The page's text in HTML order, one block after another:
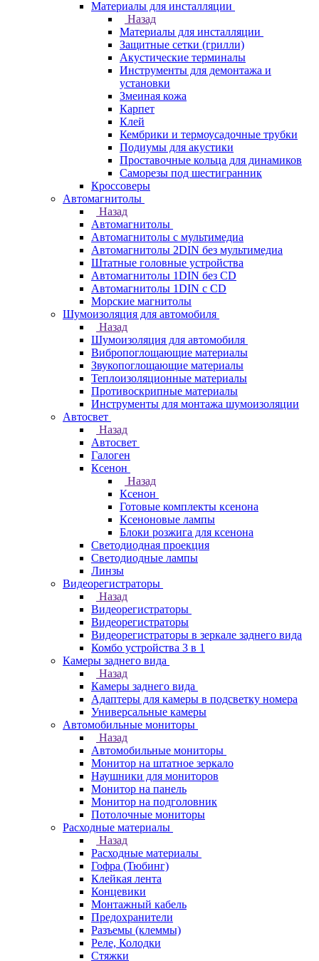
Материалы для инсталляции
Назад
Материалы для инсталляции
Защитные сетки (грилли)
Акустические терминалы
Инструменты для демонтажа и
установки
Змеиная кожа
Карпет
Клей
Кембрики и термоусадочные трубки
Подиумы для акустики
Проставочные кольца для динамиков
Саморезы под шестигранник
Кроссоверы
Автомагнитолы
Назад
Автомагнитолы
Автомагнитолы с мультимедиа
Автомагнитолы 2DIN без мультимедиа
Штатные головные устройства
Автомагнитолы 1DIN без CD
Автомагнитолы 1DIN с CD
Морские магнитолы
Шумоизоляция для автомобиля
Назад
Шумоизоляция для автомобиля
Вибропоглощающие материалы
Звукопоглощающие материалы
Теплоизоляционные материалы
Противоскрипные материалы
Инструменты для монтажа шумоизоляции
Автосвет
Назад
Автосвет
Галоген
Ксенон
Назад
Ксенон
Готовые комплекты ксенона
Ксеноновые лампы
Блоки розжига для ксенона
Светодиодная проекция
Светодиодные лампы
Линзы
Видеорегистраторы
Назад
Видеорегистраторы
Видеорегистраторы
Видеорегистраторы в зеркале заднего вида
Комбо устройства 3 в 1
Камеры заднего вида
Назад
Камеры заднего вида
Адаптеры для камеры в подсветку номера
Универсальные камеры
Автомобильные мониторы
Назад
Автомобильные мониторы
Монитор на штатное зеркало
Наушники для мониторов
Монитор на панель
Монитор на подголовник
Потолочные мониторы
Расходные материалы
Назад
Расходные материалы
Гофра (Тюбинг)
Клейкая лента
Концевики
Монтажный кабель
Предохранители
Разъемы (клеммы)
Реле, Колодки
Стяжки